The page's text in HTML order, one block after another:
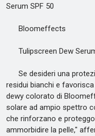
Serum SPF 50
Bloomeffects
Tulipscreen Dew
Se desideri una
residui bianchi e
dewy colorato di
solare ad ampio spettro
che rinforzano e
ammorbidire la pelle,"